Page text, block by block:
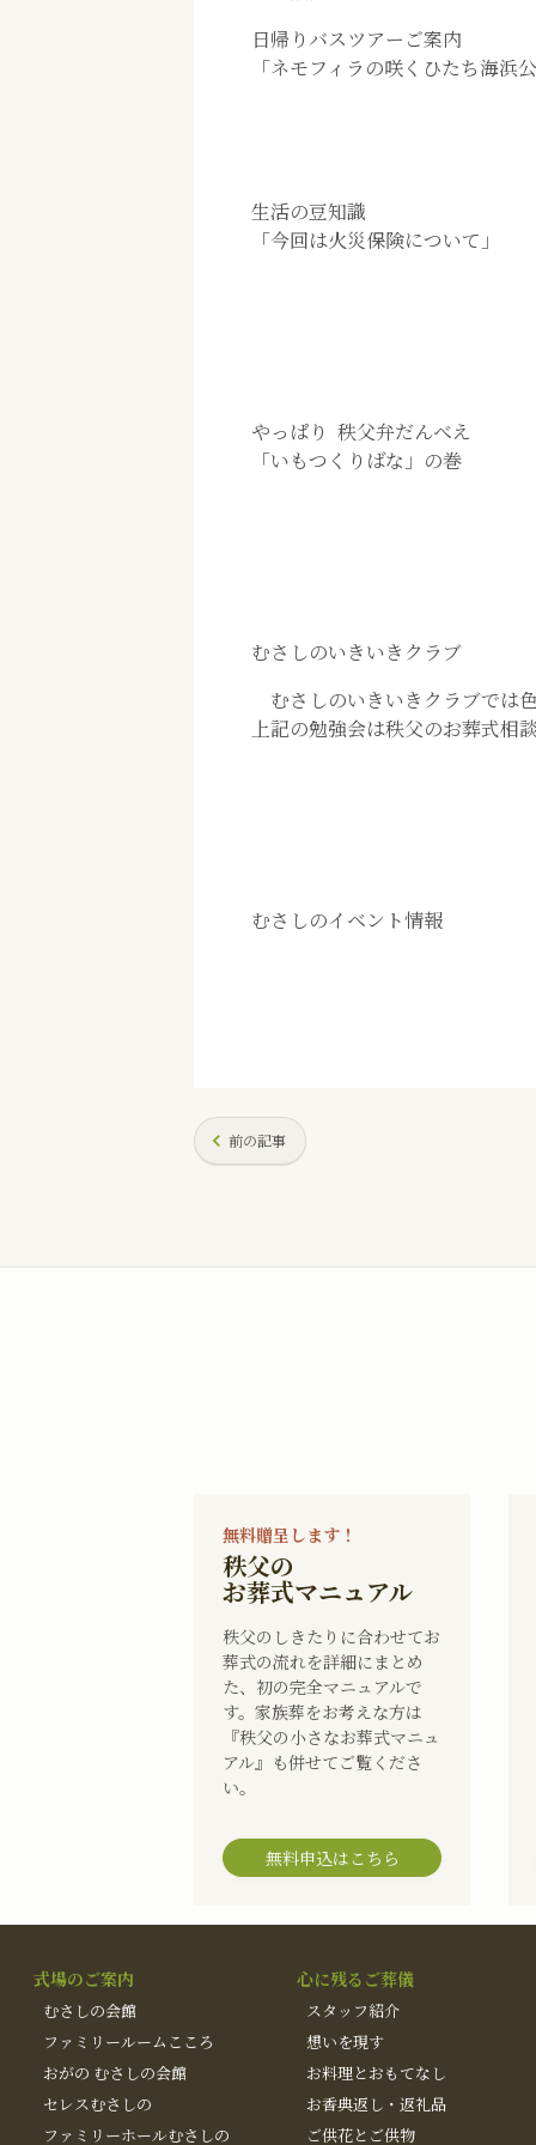
日帰りバスツアーご案内
「ネモフィラの咲くひたち海浜
生活の豆知識
「今回は火災保険について」
やっぱり 秩父弁だんべえ
「いもつくりばな」の巻
むさしのいきいきクラブ
むさしのいきいきクラブでは
上記の勉強会は秩父のお葬式相
むさしのイベント情報
前の記事
無料贈呈します！
秩父の
お葬式マニュアル
秩父のしきたりに合わせてお
葬式の流れを詳細にまとめ
た、初の完全マニュアルで
す。家族葬をお考えな方は
『秩父の小さなお葬式マニュ
アル』も併せてご覧くださ
い。
無料申込はこちら
式場のご案内
むさしの会館
ファミリールームこころ
おがの むさしの会館
セレスむさしの
ファミリーホールむさしの
心に残るご葬儀
スタッフ紹介
想いを現す
お料理とおもてなし
お香典返し・返礼品
ご供花とご供物